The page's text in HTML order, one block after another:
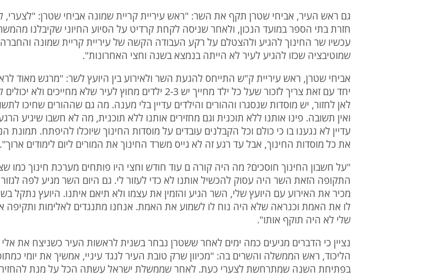
גם ראש העיר, אביחי שטרן תקף את השר: "ראש עיריית קריית שמונה אביחי שטרן:
חזרת בתי הספר במועד הנכון, ולאחר שניסה לקחת קרדיט על הסיוע החיוני שקיבלנו
עכשיו שר החינוך להגיע ולהצטלם על רקע העבודה הקשה של עיריית קריית שמונה
שמוטיבציה שכזו להגיע לעיר לא הייתה בנמצא בשנה וחצי האחרונות".
אביחי שטרן, ראש עיריית ק"ש התייחס להגעת השר ולאירוע בין היועץ לשר: "מרגש מאוד
יחד עם זאת צריך לזכור שעל כל ילד מחייך יש 2-3 ילדים מחוץ לעיר
לאן לחזור, יש מוסדות שנסגרו וההורים והילדים עדיין בלי מענה. מה גם שההורים שחיכו
ואין תשובה. פינו אותנו ללא תוכנית וגם מחזירים אותנו ללא תוכנית, מה לא חשבו שיגיע
עדיין לא נגענו בו כי כולם וכל הקבלנים עובדים על מוסדות החינוך שיוכלו להיפתח. תמונת
את כל מוסדות החינוך, אבל עד רגע זה לא גייס משרד החינוך את המורים ליום לימודים ארוך".
"על חשבון החינוך חוסכים? מה היה קורה ם עוד חודש וחצי היו פותחים מערכת חינוך
התקופה הזאת השר היה עסוק להכשיל אותנו לא כדי לעזור לי. גם היום השר מגיע לפה
מכיר את האירוע עם היועץ שלי, השר הגיע והזמין את עצמו ולא תיאם איתנו. היועץ נתקל
לו את האמת וכנראה שלא היה נוח לו לשמוע את האמת. אנחנו מתנגדים לאלימות
שלי לא היה תוקף אותו".
נציין כי הדברים מגיעים כמה ימים לאחר ששטרן נבחר בשנית לראשות העיר כשניצח את
הליכוד, ראש הממשלה והשרים בה: "מכיוון שרק טובת העיר לנגד עיניי, אמשיך את יומי
בפתיחת השנה שמתרחשת לצערי כעת. לאחר שממשלת ישראל עשתה הכל על מנת להחזיר